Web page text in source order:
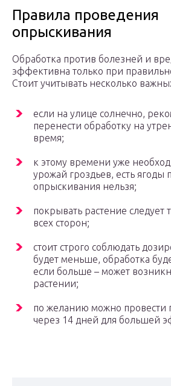
Правила проведения
опрыскивания
Обработка против болезней и
эффективна только при
Стоит учитывать несколько
если на улице солнечно,
перенести обработку на
время;
к этому времени уже
урожай гроздьев, есть ягоды
опрыскивания нельзя;
покрывать растение следует
всех сторон;
стоит строго соблюдать
будет меньше, обработка
если больше – может
растении;
по желанию можно провести
через 14 дней для большей